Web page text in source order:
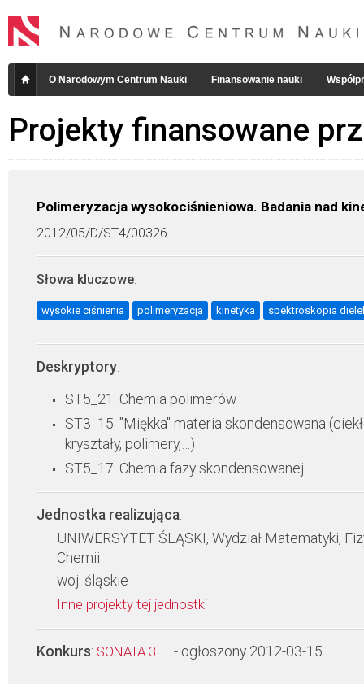
O Narodowym Centrum Nauki Finansowanie nauki
Projekty finansowane
Polimeryzacja wysokociśnieniowa. Badania nad
2012/05/D/ST4/00326
Słowa kluczowe:
wysokie ciśnienia polimeryzacja kinetyka spektroskopia
Deskryptory:
ST5_21: Chemia polimerów
ST3_15: "Miękka" materia skondensowana
kryształy, polimery,…)
ST5_17: Chemia fazy skondensowanej
Jednostka realizująca:
UNIWERSYTET ŚLĄSKI, Wydział Matematyki,
Chemii
woj. śląskie
Inne projekty tej jednostki
Konkurs: SONATA 3 - ogłoszony 2012-03-15